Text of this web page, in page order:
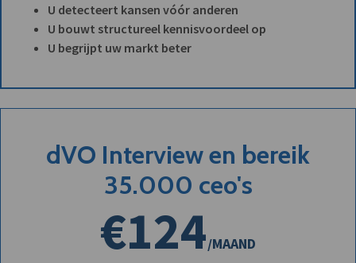
U detecteert kansen vóór anderen
U bouwt structureel kennisvoordeel op
U begrijpt uw markt beter
dVO Interview en bereik
35.000 ceo's
€124/MAAND